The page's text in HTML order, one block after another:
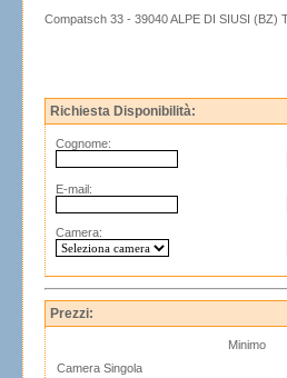
Compatsch 33 - 39040 ALPE DI SIUSI (BZ)
Richiesta Disponibilità:
Cognome:
E-mail:
Camera:
Prezzi:
Minimo
Camera Singola